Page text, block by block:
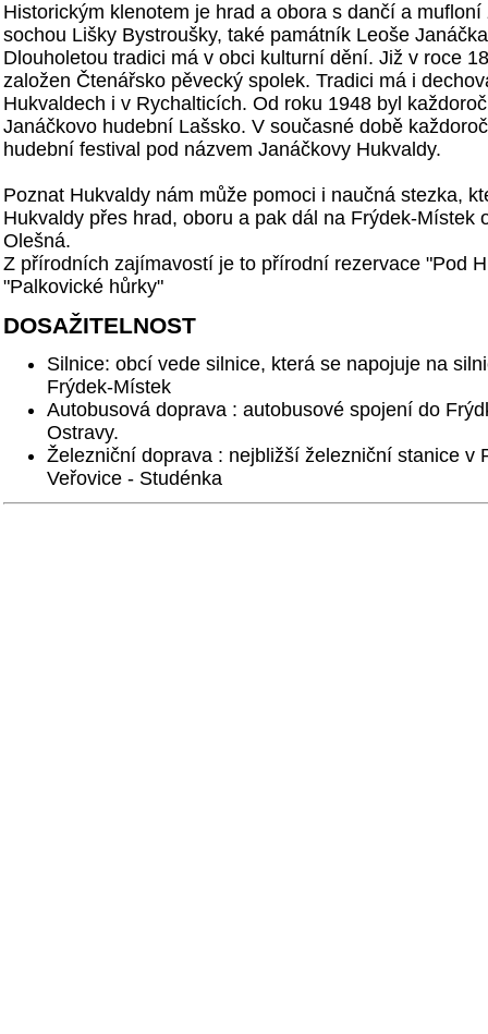
Historickým klenotem je hrad a obora s dančí a
sochou Lišky Bystroušky, také památník Leoše
Dlouholetou tradici má v obci kulturní dění. Již v roce
založen Čtenářsko pěvecký spolek. Tradici má i
Hukvaldech i v Rychalticích. Od roku 1948 byl
Janáčkovo hudební Lašsko. V současné době
hudební festival pod názvem Janáčkovy Hukvaldy.
Poznat Hukvaldy nám může pomoci i naučná stezka,
Hukvaldy přes hrad, oboru a pak dál na Frýdek-Místek
Olešná.
Z přírodních zajímavostí je to přírodní rezervace "Pod
"Palkovické hůrky"
DOSAŽITELNOST
Silnice: obcí vede silnice, která se napojuje na
Frýdek-Místek
Autobusová doprava : autobusové spojení do
Ostravy.
Železniční doprava : nejbližší železniční stanice v
Veřovice - Studénka